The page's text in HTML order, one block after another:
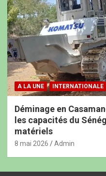
A LA UNE INTERNATIONALE
Déminage en
les capacités du
matériels
8 mai 2026 Admin